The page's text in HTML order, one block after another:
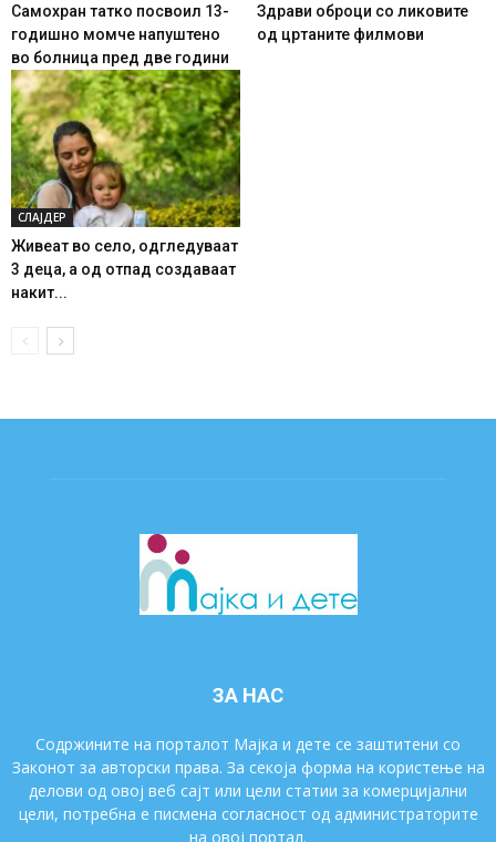
Самохран татко посвоил 13-
годишно момче напуштено
во болница пред две години
Здрави оброци со ликовите
од цртаните филмови
СЛАЈДЕР
Живеат во село, одгледуваат
3 деца, а од отпад создаваат
накит...
ЗА НАС
Содржините на порталот Мајка и дете се заштитени со
Законот за авторски права. За секоја форма на користење на
делови од овој веб сајт или цели статии за комерцијални
цели, потребна е писмена согласност од администраторите
на овој портал.